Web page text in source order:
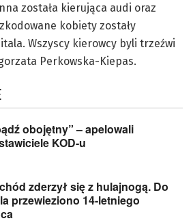
została kierująca audi oraz
kobiety zostały
Wszyscy kierowcy byli trzeźwi
Perkowska-Kiepas.
obojętny” – apelowali
KOD-u
zderzył się z hulajnogą. Do
przewieziono 14-letniego